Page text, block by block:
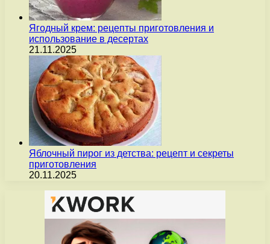
Ягодный крем: рецепты приготовления и
использование в десертах
21.11.2025
Яблочный пирог из детства: рецепт и секреты
приготовления
20.11.2025